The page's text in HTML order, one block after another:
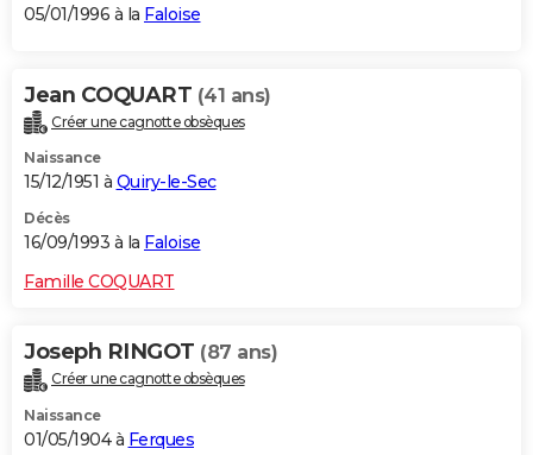
05/01/1996 à la Faloise
Jean COQUART (41 ans)
Créer une cagnotte obsèques
Naissance
15/12/1951 à Quiry-le-Sec
Décès
16/09/1993 à la Faloise
Famille COQUART
Joseph RINGOT (87 ans)
Créer une cagnotte obsèques
Naissance
01/05/1904 à Ferques